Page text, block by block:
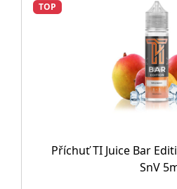
TOP
Příchuť TI Juice Bar
SnV